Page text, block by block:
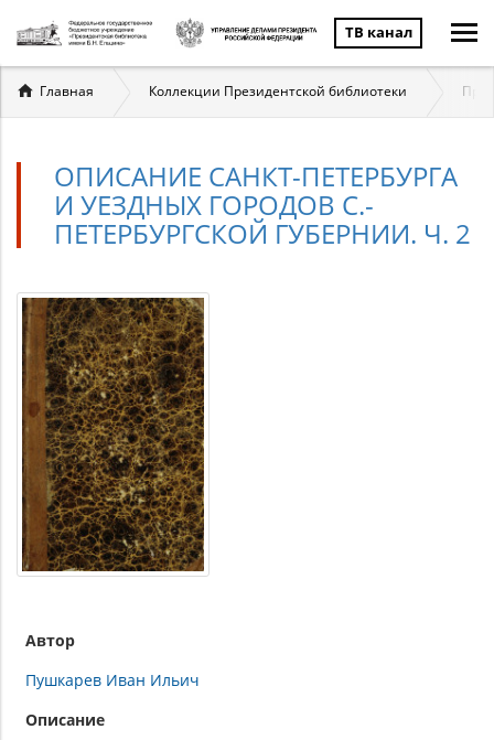
ТВ канал
Вы
здесь
Главная Коллекции Президентской библиотеки
ОПИСАНИЕ САНКТ-ПЕТЕРБУРГА
И УЕЗДНЫХ ГОРОДОВ С.-
ПЕТЕРБУРГСКОЙ ГУБЕРНИИ. Ч. 2
Автор
Пушкарев Иван Ильич
Описание